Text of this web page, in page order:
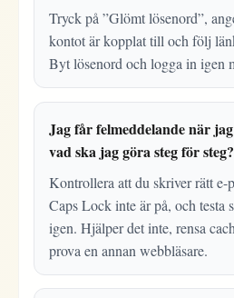
Tryck på ”Glömt lösenord”,
kontot är kopplat till och följ
Byt lösenord och logga in igen
Jag får felmeddelande när
vad ska jag göra steg för steg?
Kontrollera att du skriver rätt e-
Caps Lock inte är på, och testa
igen. Hjälper det inte, rensa
prova en annan webbläsare.